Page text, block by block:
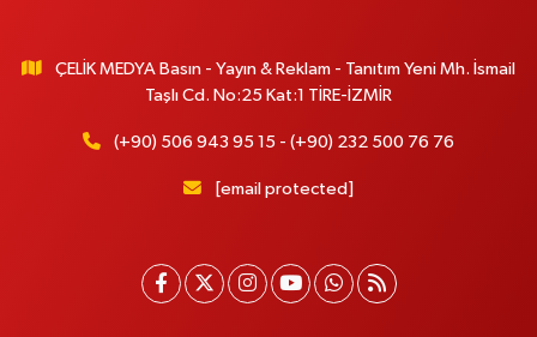
ÇELİK MEDYA Basın - Yayın & Reklam - Tanıtım Yeni Mh. İsmail
Taşlı Cd. No:25 Kat:1 TİRE-İZMİR
(+90) 506 943 95 15 - (+90) 232 500 76 76
[email protected]